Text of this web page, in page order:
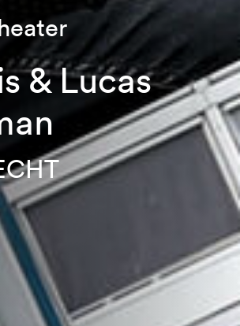
& Lucas